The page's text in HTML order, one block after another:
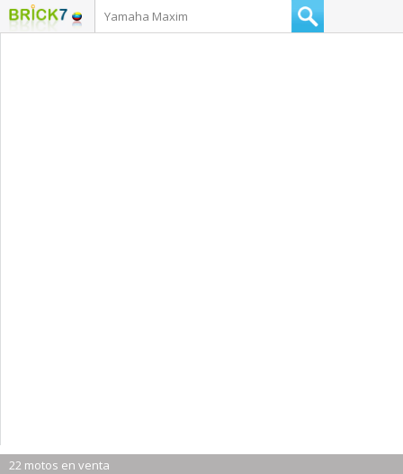
22 motos en venta